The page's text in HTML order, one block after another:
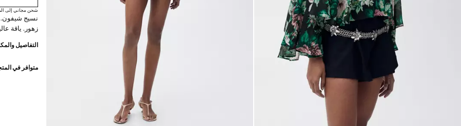
شحن مجاني إلى
نسيج
زهور. ياقة
التفاصيل
متوافر في